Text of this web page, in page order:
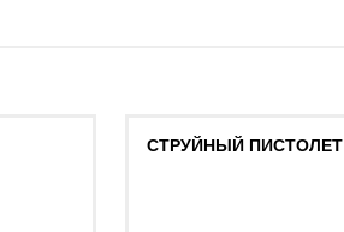
СТРУЙНЫЙ ПИСТОЛЕТ